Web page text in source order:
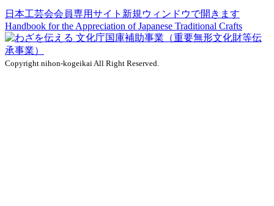
日本工芸会会員専用サイト 新規ウィンドウで開きます
Handbook for the Appreciation ofJapanese Traditional Crafts
Copyright nihon-kogeikai All Right Reserved.